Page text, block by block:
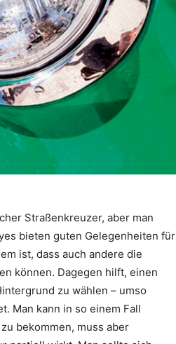
Straßenkreuzer, aber man
bieten guten Gelegenheiten für
ist, dass auch andere die
können. Dagegen hilft, einen
zu wählen – umso
Man kann in so einem Fall
bekommen, muss aber